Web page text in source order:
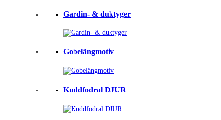
Gardin- & duktyger
Gobelängmotiv
Kuddfodral DJUR ⠀⠀⠀⠀⠀⠀⠀⠀⠀⠀⠀⠀⠀